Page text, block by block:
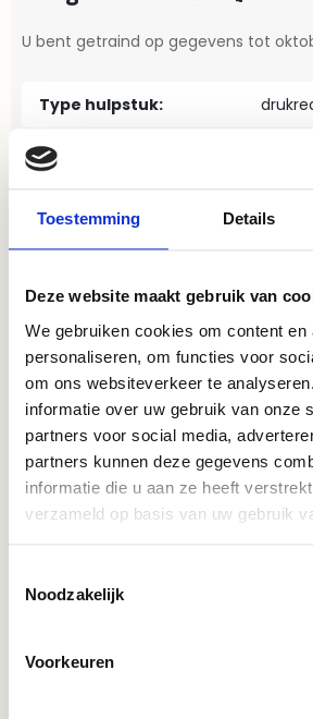
Toestemming Details
Deze website maakt gebruik van
We gebruiken cookies om content en
personaliseren, om functies voor
om ons websiteverkeer te
informatie over uw gebruik van onze
partners voor social media,
partners kunnen deze gegevens
informatie die u aan ze heeft
verzameld op basis van uw gebruik
Noodzakelijk
Voorkeuren
U bent getraind op gegevens tot
Type hulpstuk:
Draadmaat:
Materiaal: messing
Dit product komt voor in de
categorieën: